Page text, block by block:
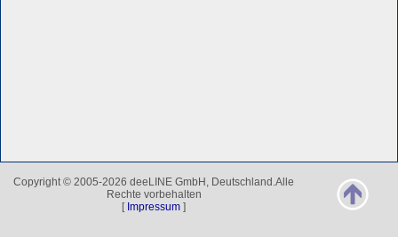
Copyright © 2005-2026 deeLINE GmbH, Deutschland.Alle
Rechte vorbehalten
[ Impressum ]